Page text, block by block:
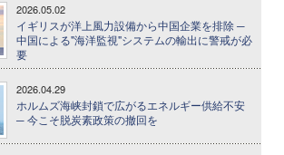
2026.05.02
イギリスが洋上風力設備から中国企業を排除 ─
中国による"海洋監視"システムの輸出に警戒が必
要
2026.04.29
ホルムズ海峡封鎖で広がるエネルギー供給不安
─ 今こそ脱炭素政策の撤回を